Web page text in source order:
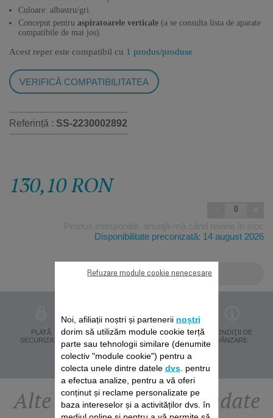
Culoare: albastru/gri.
Conceput pentru aspiratoarele verticale (a se consulta lista de aparate
compatibile de mai jos).
Acest reper este compatibil cu 1 produs/produse
VERIFICĂ COMPATIBILITATEA
Referință : SS-2230002892
130,10 RON
Disponibilitate preconizată: 14 august 2026
Adaugă în coş
PLATĂ
SECURIZATĂ
LIVRARE ÎN 8 ZILE
PROTECŢIA
DATELOR
PERSONALE
CONDIŢII DE
VÂNZARE
Alte accesorii recomandate
Noi, afiliații noștri și partenerii noștri
dorim să utilizăm module cookie terță
parte sau tehnologii similare (denumite
colectiv "module cookie") pentru a
colecta unele dintre datele dvs. pentru
a efectua analize, pentru a vă oferi
conținut și reclame personalizate pe
baza intereselor și a activităților dvs. în
Refuzare module cookie nenecesare